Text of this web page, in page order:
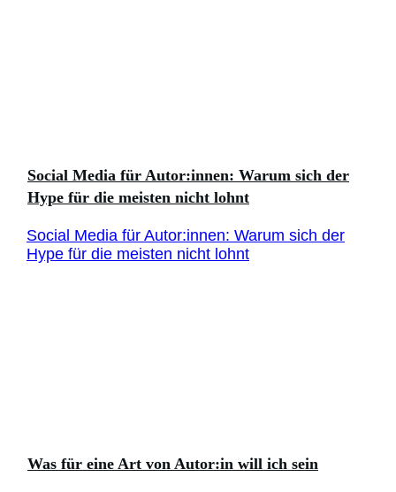
Social Media für Autor:innen: Warum sich der
Hype für die meisten nicht lohnt
Social Media für Autor:innen: Warum sich der
Hype für die meisten nicht lohnt
Was für eine Art von Autor:in will ich sein